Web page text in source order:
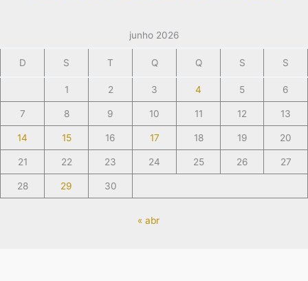
junho 2026
D S T Q Q S S
1 2 3 4 5 6
7 8 9 10 11 12 13
14 15 16 17 18 19 20
21 22 23 24 25 26 27
28 29 30
« abr